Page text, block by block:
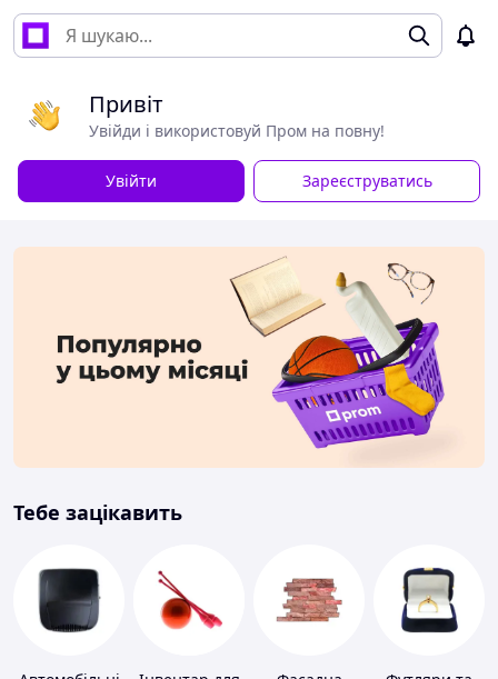
Привіт
Увійди і використовуй Пром на повну!
Увійти Зареєструватись
Тебе зацікавить